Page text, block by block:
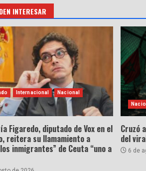
INTERESAR
Internacional Nacional
Figaredo, diputado de Vox en el
reitera su llamamiento a
inmigrantes” de Ceuta “uno a
Cruzó
del
6 de